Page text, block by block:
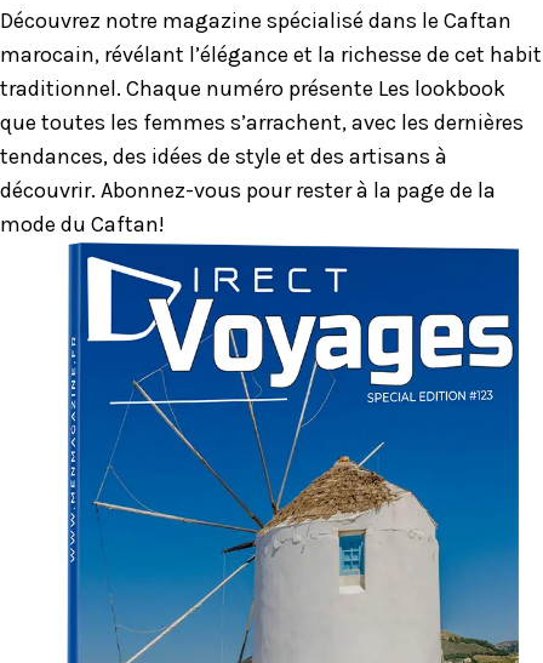
Découvrez notre magazine spécialisé dans le Caftan
marocain, révélant l’élégance et la richesse de cet habit
traditionnel. Chaque numéro présente Les lookbook
que toutes les femmes s’arrachent, avec les dernières
tendances, des idées de style et des artisans à
découvrir. Abonnez-vous pour rester à la page de la
mode du Caftan!